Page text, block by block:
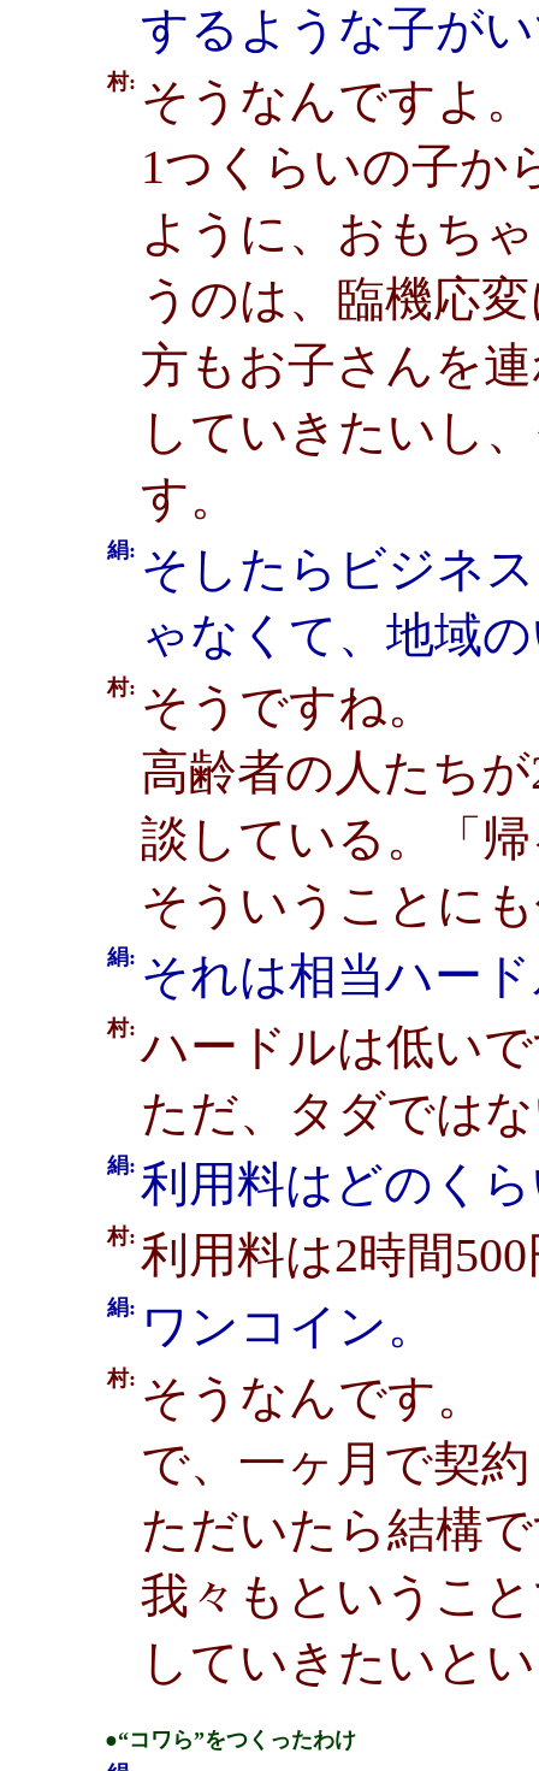
するような子が
村: そうなんですよ。
1つくらいの子か
ように、おもち
うのは、臨機応
方もお子さんを
していきたいし
す。
絹: そしたらビジネ
ゃなくて、地域
村: そうですね。
高齢者の人たち
談している。「
そういうことに
絹: それは相当ハー
村: ハードルは低い
ただ、タダでは
絹: 利用料はどのく
村: 利用料は2時間
絹: ワンコイン。
村: そうなんです。
で、一ヶ月で契
ただいたら結構
我々もというこ
していきたいと
●“コワら”をつくったわけ